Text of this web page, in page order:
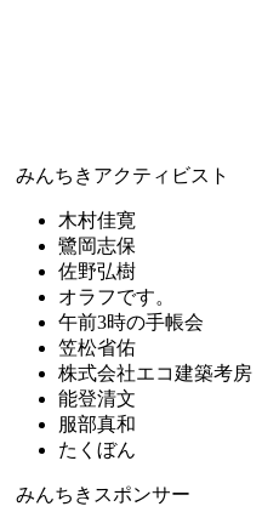
みんちきアクティビスト
木村佳寛
鷺岡志保
佐野弘樹
オラフです。
午前3時の手帳会
笠松省佑
株式会社エコ建築考房
能登清文
服部真和
たくぼん
みんちきスポンサー